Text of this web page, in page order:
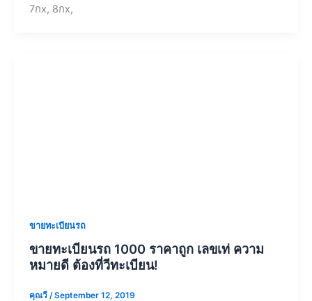
7กx, 8กx,
ขายทะเบียนรถ
ขายทะเบียนรถ 1000 ราคาถูก เลขเท่ ความ
หมายดี ต้องที่วีทะเบียน!
คุณวี /September 12, 2019